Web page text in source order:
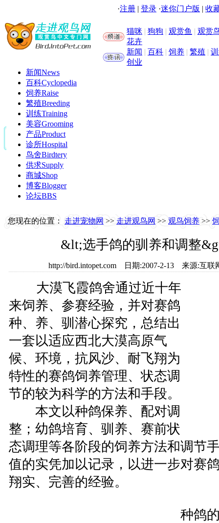
·注册 | 登录 ·迷你门户版 | 收
猫咪 | 狗狗 | 观赏鱼 | 观赏
花卉
新闻 | 百科 | 饲养 | 繁殖 |
创业
新闻News
百科Cyclopedia
饲养Raise
繁殖Breeding
训练Training
美容Grooming
产品Product
诊所Hospital
鸟舍Birdtery
供求Supply
商城Shop
博客Blogger
论坛BBS
您现在的位置： 走进宠物网 >> 走进观鸟网 >> 观鸟饲养 >>
&lt;选手鸽的驯养和调整
http://bird.intopet.com 日期:2007-2-13 来源:互
大漠飞霞鸽舍通过近十年
来饲养、参赛经验，并对赛鸽
种、养、驯潜心探究，总结出
一套以适应西北大漠高原气
候、环境，抗风沙、耐飞翔为
特性的赛鸽饲养管理、状态调
节的较为科学的方法和手段。
本文以种鸽保养、配对调
整；幼鸽培育、驯养、赛前状
态调理等各阶段的饲养方法和调节
值的实凭加以记录，以进一步对赛
翔实、完善的经验。
种鸽的健康